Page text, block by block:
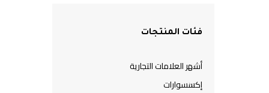
فئات المنتجات
أشهر العلامات التجارية
إكسسوارات